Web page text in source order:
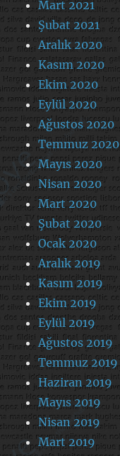
Mart 2021
Şubat 2021
Aralık 2020
Kasım 2020
Ekim 2020
Eylül 2020
Ağustos 2020
Temmuz 2020
Mayıs 2020
Nisan 2020
Mart 2020
Şubat 2020
Ocak 2020
Aralık 2019
Kasım 2019
Ekim 2019
Eylül 2019
Ağustos 2019
Temmuz 2019
Haziran 2019
Mayıs 2019
Nisan 2019
Mart 2019